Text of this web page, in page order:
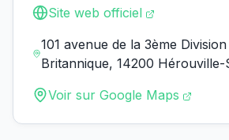
Site web officiel
101 avenue de la 3ème
Britannique, 14200 Hérouville-
Voir sur Google Maps